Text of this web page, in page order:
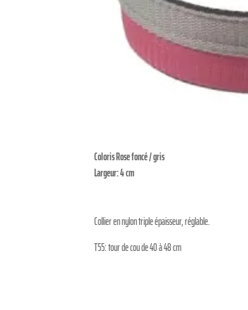
Coloris Rose foncé / gris
Largeur: 4 cm
Collier en nylon triple épaisseur, réglable.
T55: tour de cou de 40 à 48 cm